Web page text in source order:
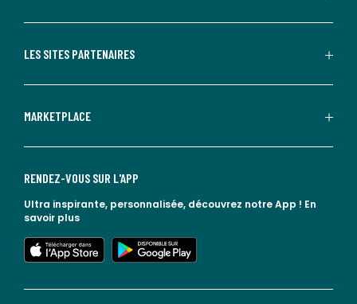
LES SITES PARTENAIRES
MARKETPLACE
RENDEZ-VOUS SUR L'APP
Ultra inspirante, personnalisée, découvrez notre App ! En
savoir plus
lien vers l'app store
lien vers google play